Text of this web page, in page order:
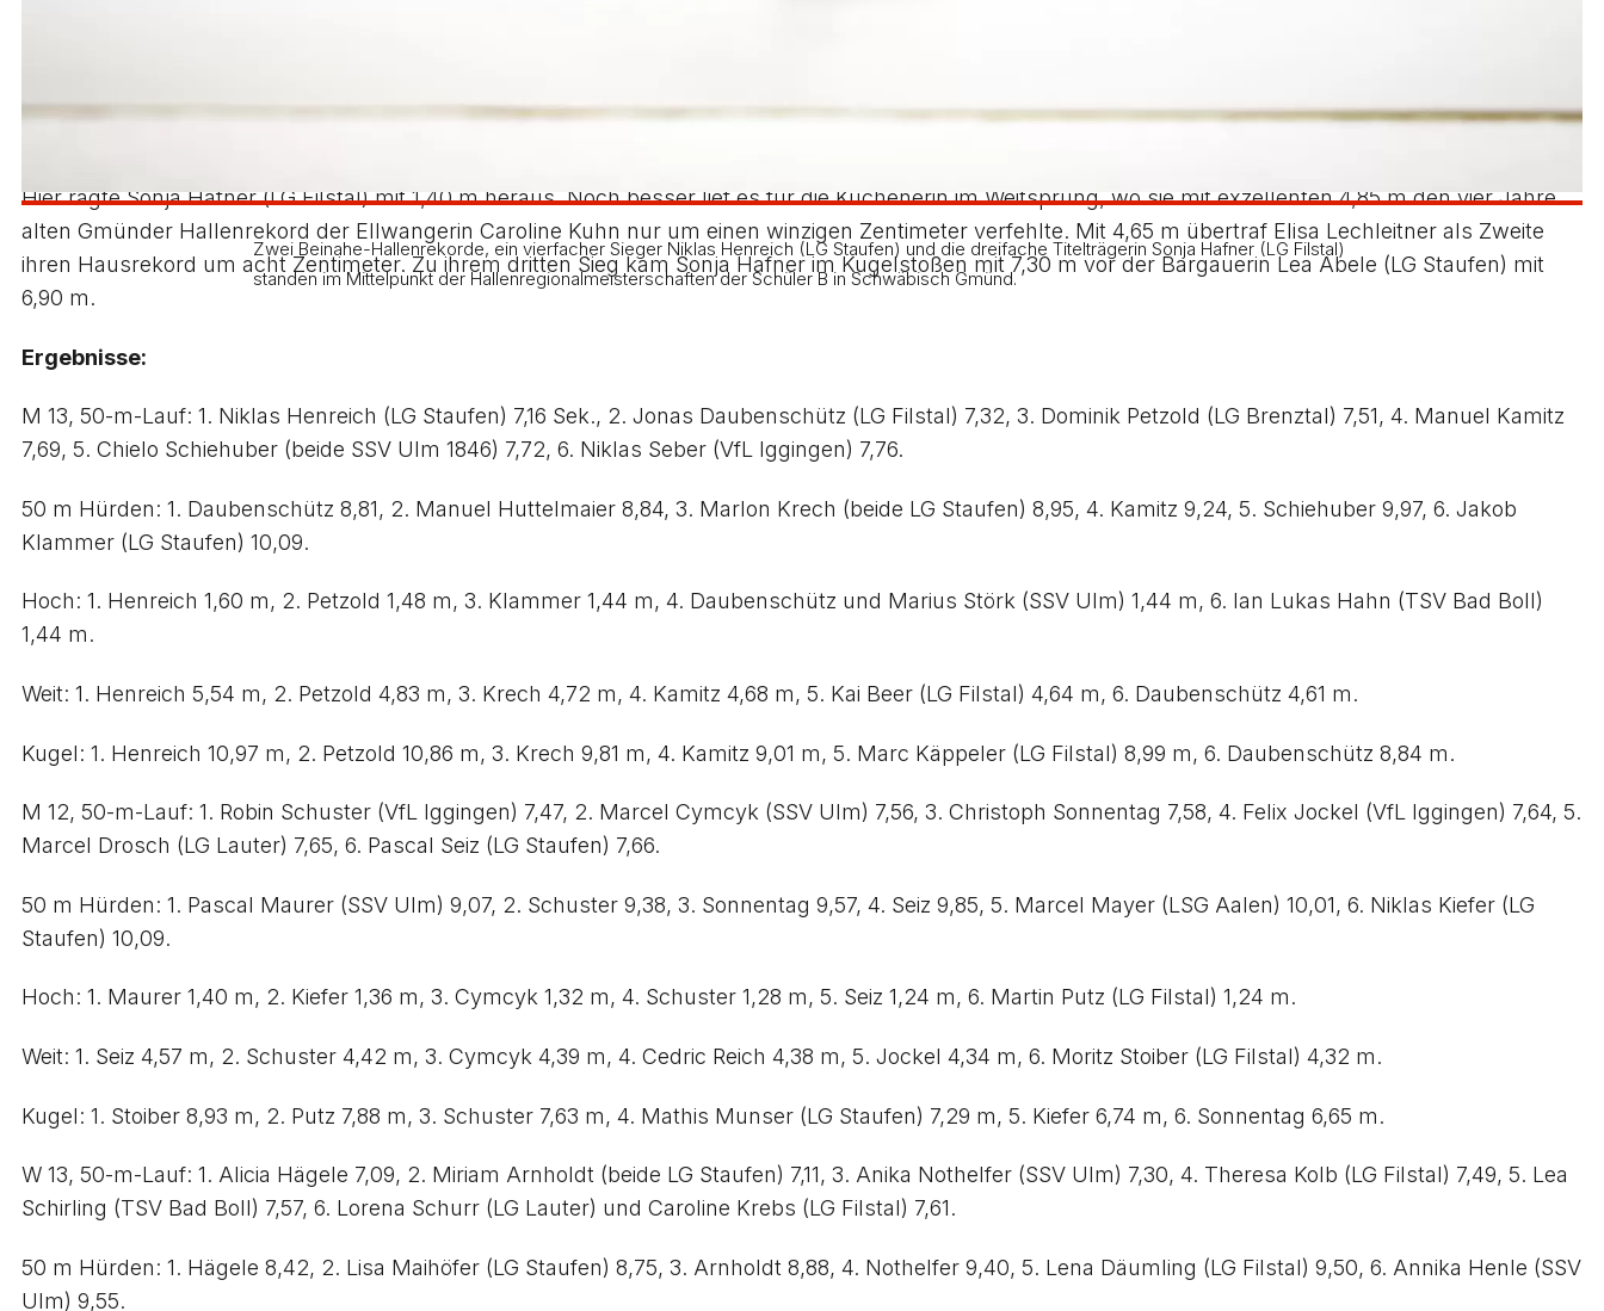
Zwei Beinahe-Hallenrekorde, ein vierfacher Sieger Niklas Henreich (LG Staufen) und die dreifache Titelträgerin Sonja Hafner (LG Filstal)
standen im Mittelpunkt der Hallenregionalmeisterschaften der Schüler B in Schwäbisch Gmünd.
m-Läuferin vor Elisa Lechleitner (LG Staufen) in 7,56 Sekunden. Die Lorcherin hielt sich dafür schadlos, indem sie über 50 m Hürden in 9,50 Sekunden
Hier ragte Sonja Hafner (LG Filstal) mit 1,40 m heraus. Noch besser lief es für die Kuchenerin im Weitsprung, wo sie mit exzellenten 4,85 m den vier Jahre
alten Gmünder Hallenrekord der Ellwangerin Caroline Kuhn nur um einen winzigen Zentimeter verfehlte. Mit 4,65 m übertraf Elisa Lechleitner als Zweite
ihren Hausrekord um acht Zentimeter. Zu ihrem dritten Sieg kam Sonja Hafner im Kugelstoßen mit 7,30 m vor der Bargauerin Lea Abele (LG Staufen) mit
6,90 m.
Ergebnisse:
M 13, 50-m-Lauf: 1. Niklas Henreich (LG Staufen) 7,16 Sek., 2. Jonas Daubenschütz (LG Filstal) 7,32, 3. Dominik Petzold (LG Brenztal) 7,51, 4. Manuel Kamitz
7,69, 5. Chielo Schiehuber (beide SSV Ulm 1846) 7,72, 6. Niklas Seber (VfL Iggingen) 7,76.
50 m Hürden: 1. Daubenschütz 8,81, 2. Manuel Huttelmaier 8,84, 3. Marlon Krech (beide LG Staufen) 8,95, 4. Kamitz 9,24, 5. Schiehuber 9,97, 6. Jakob
Klammer (LG Staufen) 10,09.
Hoch: 1. Henreich 1,60 m, 2. Petzold 1,48 m, 3. Klammer 1,44 m, 4. Daubenschütz und Marius Störk (SSV Ulm) 1,44 m, 6. Ian Lukas Hahn (TSV Bad Boll)
1,44 m.
Weit: 1. Henreich 5,54 m, 2. Petzold 4,83 m, 3. Krech 4,72 m, 4. Kamitz 4,68 m, 5. Kai Beer (LG Filstal) 4,64 m, 6. Daubenschütz 4,61 m.
Kugel: 1. Henreich 10,97 m, 2. Petzold 10,86 m, 3. Krech 9,81 m, 4. Kamitz 9,01 m, 5. Marc Käppeler (LG Filstal) 8,99 m, 6. Daubenschütz 8,84 m.
M 12, 50-m-Lauf: 1. Robin Schuster (VfL Iggingen) 7,47, 2. Marcel Cymcyk (SSV Ulm) 7,56, 3. Christoph Sonnentag 7,58, 4. Felix Jockel (VfL Iggingen) 7,64, 5.
Marcel Drosch (LG Lauter) 7,65, 6. Pascal Seiz (LG Staufen) 7,66.
50 m Hürden: 1. Pascal Maurer (SSV Ulm) 9,07, 2. Schuster 9,38, 3. Sonnentag 9,57, 4. Seiz 9,85, 5. Marcel Mayer (LSG Aalen) 10,01, 6. Niklas Kiefer (LG
Staufen) 10,09.
Hoch: 1. Maurer 1,40 m, 2. Kiefer 1,36 m, 3. Cymcyk 1,32 m, 4. Schuster 1,28 m, 5. Seiz 1,24 m, 6. Martin Putz (LG Filstal) 1,24 m.
Weit: 1. Seiz 4,57 m, 2. Schuster 4,42 m, 3. Cymcyk 4,39 m, 4. Cedric Reich 4,38 m, 5. Jockel 4,34 m, 6. Moritz Stoiber (LG Filstal) 4,32 m.
Kugel: 1. Stoiber 8,93 m, 2. Putz 7,88 m, 3. Schuster 7,63 m, 4. Mathis Munser (LG Staufen) 7,29 m, 5. Kiefer 6,74 m, 6. Sonnentag 6,65 m.
W 13, 50-m-Lauf: 1. Alicia Hägele 7,09, 2. Miriam Arnholdt (beide LG Staufen) 7,11, 3. Anika Nothelfer (SSV Ulm) 7,30, 4. Theresa Kolb (LG Filstal) 7,49, 5. Lea
Schirling (TSV Bad Boll) 7,57, 6. Lorena Schurr (LG Lauter) und Caroline Krebs (LG Filstal) 7,61.
50 m Hürden: 1. Hägele 8,42, 2. Lisa Maihöfer (LG Staufen) 8,75, 3. Arnholdt 8,88, 4. Nothelfer 9,40, 5. Lena Däumling (LG Filstal) 9,50, 6. Annika Henle (SSV
Ulm) 9,55.